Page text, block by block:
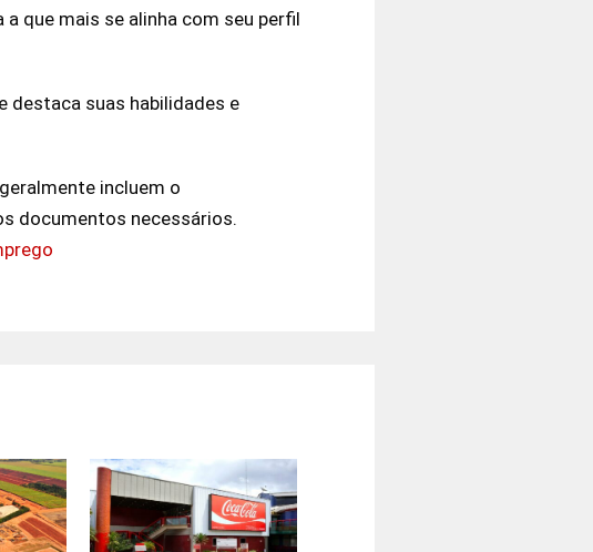
que mais se alinha com seu perfil
destaca suas habilidades e
incluem o
documentos necessários.